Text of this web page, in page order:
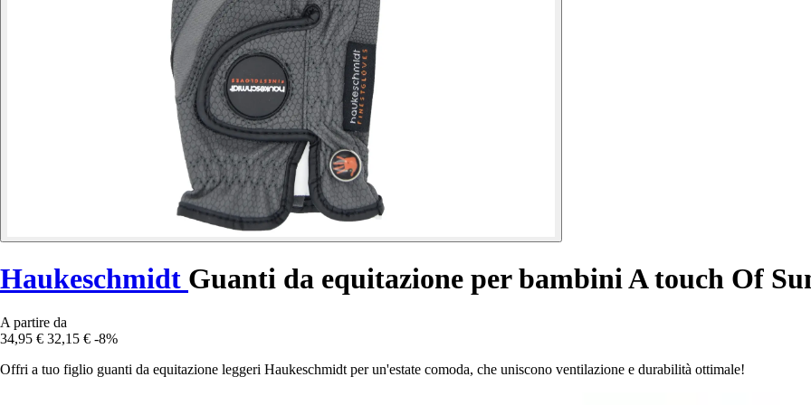
Haukeschmidt Guanti da equitazione per bambini A touch Of
A partire da
34,95 € 32,15 € -8%
Offri a tuo figlio guanti da equitazione leggeri Haukeschmidt per un'estate comoda, che uniscono ventilazione e durabilità ottimale!